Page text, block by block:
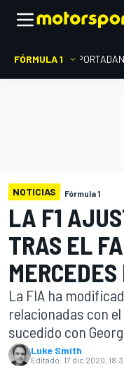
FÓRMULA 1 PORTADA
NOTICIAS Fórmula 1
LA F1
TRAS EL
La FIA ha
relacionadas con
sucedido con
Luke Smith
Editado: 17 dic 2020,